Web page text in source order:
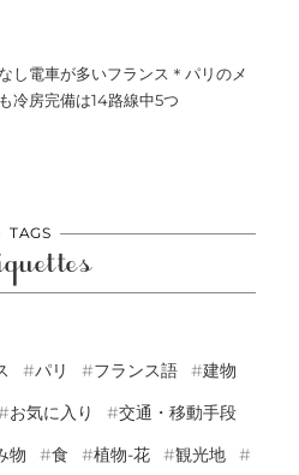
し電車が多いフランス＊パリのメ
冷房完備は14路線中5つ
TAGS
パリ フランス語
建物
お気に入り
交通・移動手段
物 食 植物-花
観光地